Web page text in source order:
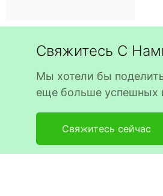
Свяжитесь С
Мы хотели бы
еще больше успешных
Свяжитесь сейчас